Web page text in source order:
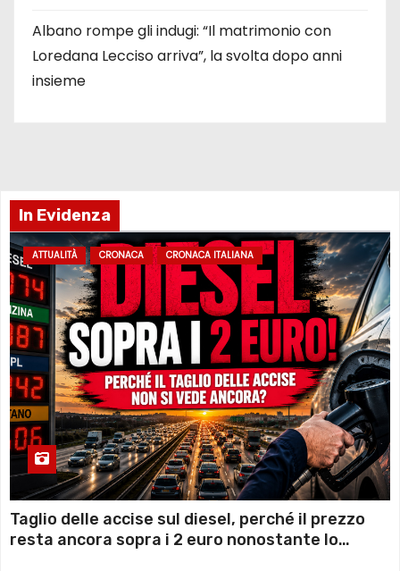
Albano rompe gli indugi: “Il matrimonio con
Loredana Lecciso arriva”, la svolta dopo anni
insieme
In Evidenza
ATTUALITÀ CRONACA CRONACA ITALIANA
Taglio delle accise sul diesel, perché il prezzo
resta ancora sopra i 2 euro nonostante lo